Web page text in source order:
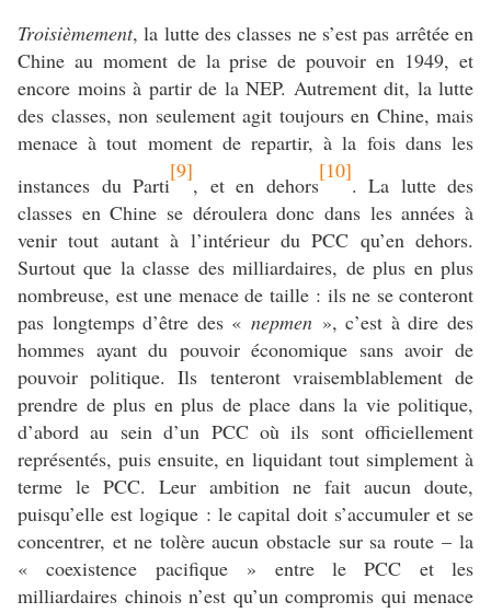
Troisièmement, la lutte des classes ne s’est pas arrêtée en
Chine au moment de la prise de pouvoir en 1949, et
encore moins à partir de la NEP. Autrement dit, la lutte
des classes, non seulement agit toujours en Chine, mais
menace à tout moment de repartir, à la fois dans les
instances du Parti
[9]
, et en dehors
[10]
. La lutte des
classes en Chine se déroulera donc dans les années à
venir tout autant à l’intérieur du PCC qu’en dehors.
Surtout que la classe des milliardaires, de plus en plus
nombreuse, est une menace de taille : ils ne se conteront
pas longtemps d’être des « nepmen », c’est à dire des
hommes ayant du pouvoir économique sans avoir de
pouvoir politique. Ils tenteront vraisemblablement de
prendre de plus en plus de place dans la vie politique,
d’abord au sein d’un PCC où ils sont officiellement
représentés, puis ensuite, en liquidant tout simplement à
terme le PCC. Leur ambition ne fait aucun doute,
puisqu’elle est logique : le capital doit s’accumuler et se
concentrer, et ne tolère aucun obstacle sur sa route – la
« coexistence pacifique » entre le PCC et les
milliardaires chinois n’est qu’un compromis qui menace